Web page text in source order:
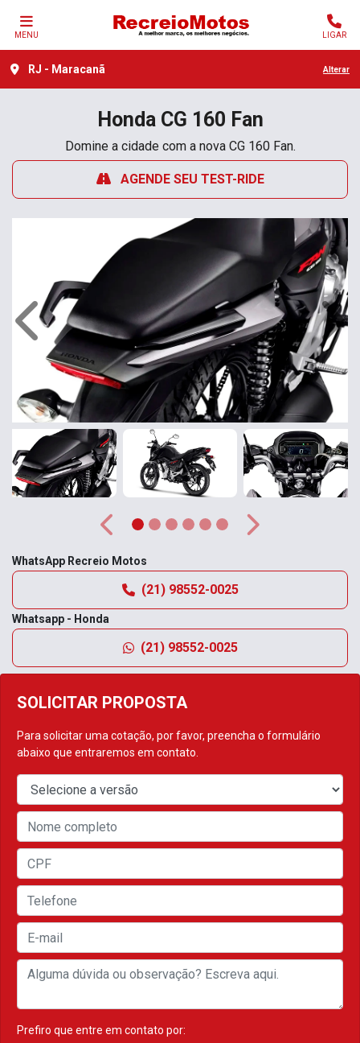
MENU LIGAR
RJ - Maracanã Alterar
HondaCG 160 Fan
Domine a cidade com a nova CG 160 Fan.
AGENDE SEU TEST-RIDE
SOLICITAR PROPOSTA
Para solicitar uma cotação, por favor, preencha o formulário
abaixo que entraremos em contato.
Prefiro que entre em contato por:
Anterior
Anterior Próximo
WhatsApp Recreio Motos
(21) 98552-0025
Whatsapp - Honda
(21) 98552-0025